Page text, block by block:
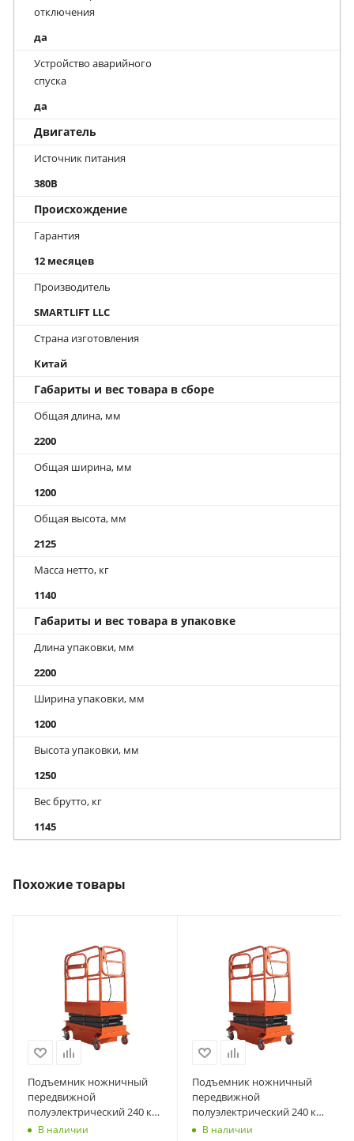
отключения
да
Устройство аварийного
спуска
да
Двигатель
Источник питания
380В
Происхождение
Гарантия
12 месяцев
Производитель
SMARTLIFT LLC
Страна изготовления
Китай
Габариты и вес товара в сборе
Общая длина, мм
2200
Общая ширина, мм
1200
Общая высота, мм
2125
Масса нетто, кг
1140
Габариты и вес товара в упаковке
Длина упаковки, мм
2200
Ширина упаковки, мм
1200
Высота упаковки, мм
1250
Вес брутто, кг
1145
Похожие товары
Подъемник ножничный
передвижной
полуэлектрический 240 кг
3 м TOR GTJY (от сети)
В наличии
Подъемник ножничный
передвижной
полуэлектрический 240 кг
3,9 м TOR GTJY
В наличии